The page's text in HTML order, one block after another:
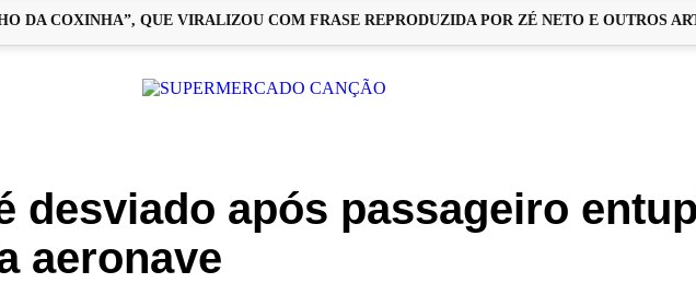
COXINHA”, QUE VIRALIZOU COM FRASE REPRODUZIDA POR ZÉ NETO E OUTROS
desviado após passageiro
aeronave